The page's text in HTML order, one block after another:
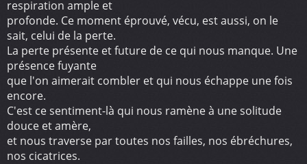
respiration ample et
profonde. Ce moment éprouvé, vécu, est aussi, on le
sait, celui de la perte.
La perte présente et future de ce qui nous manque. Une
présence fuyante
que l'on aimerait combler et qui nous échappe une fois
encore.
C'est ce sentiment-là qui nous ramène à une solitude
douce et amère,
et nous traverse par toutes nos failles, nos ébréchures,
nos cicatrices.